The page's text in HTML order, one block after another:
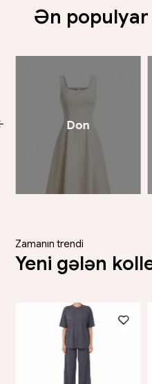
Ən
Don
Zamanın trendi
Yeni gələn